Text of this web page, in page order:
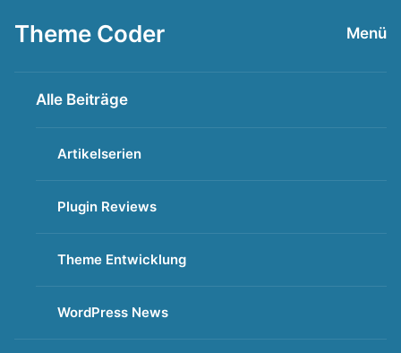
Inhalt
Theme Coder Menü
Alle Beiträge
Artikelserien
Plugin Reviews
Theme Entwicklung
WordPress News